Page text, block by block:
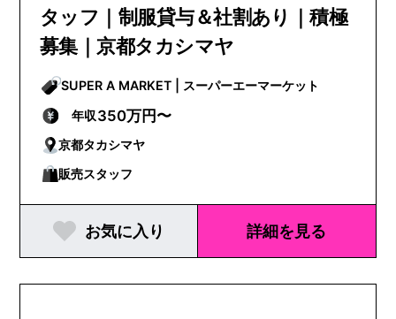
タッフ｜制服貸与＆社割あり｜積極
募集｜京都タカシマヤ
SUPER A MARKET | スーパーエーマーケット
年収350万円〜
京都タカシマヤ
販売スタッフ
お気に入り 詳細を見る